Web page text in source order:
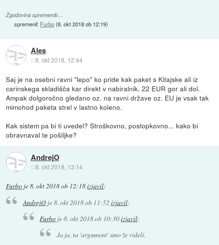
Zgodovina sprememb…
spremenil: Furbo(8. okt 2018 ob 12:19)
Ales
::8. okt 2018, 12:44
Saj je na osebni ravni "lepo" ko pride kak paket s Kitajske ali iz
carinskega skladišča kar direkt v nabiralnik, 22 EUR gor ali dol.
Ampak dolgoročno gledano oz. na ravni države oz. EU je vsak tak
mimohod paketa strel v lastno koleno.
Kak sistem pa bi ti uvedel? Stroškovno, postopkovno... kako bi
obravnaval te pošiljke?
AndrejO
::8. okt 2018, 13:14
Furbo je8. okt 2018 ob 12:18izjavil:
AndrejOje8. okt 2018 ob 11:52 izjavil:
Furbo je8. okt 2018 ob 10:30izjavil:
Ja ja, ta 'argument' smo že videli.